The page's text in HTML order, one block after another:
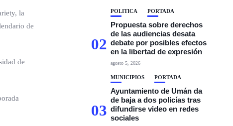
la
de
de
02
POLÍTICA PORTADA
Propuesta sobre derechos
de las audiencias desata
debate por posibles efectos
en la libertad de expresión
agosto 5, 2026
03
MUNICIPIOS PORTADA
Ayuntamiento de Umán da
de baja a dos policías tras
difundirse video en redes
sociales